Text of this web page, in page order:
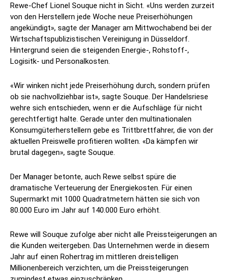
Rewe-Chef Lionel Souque nicht in Sicht. «Uns werden zurzeit
von den Herstellern jede Woche neue Preiserhöhungen
angekündigt», sagte der Manager am Mittwochabend bei der
Wirtschaftspublizistischen Vereinigung in Düsseldorf.
Hintergrund seien die steigenden Energie-, Rohstoff-,
Logisitk- und Personalkosten.
«Wir winken nicht jede Preiserhöhung durch, sondern prüfen
ob sie nachvollziehbar ist», sagte Souque. Der Handelsriese
wehre sich entschieden, wenn er die Aufschläge für nicht
gerechtfertigt halte. Gerade unter den multinationalen
Konsumgüterherstellern gebe es Trittbrettfahrer, die von der
aktuellen Preiswelle profitieren wollten. «Da kämpfen wir
brutal dagegen», sagte Souque.
Der Manager betonte, auch Rewe selbst spüre die
dramatische Verteuerung der Energiekosten. Für einen
Supermarkt mit 1000 Quadratmetern hätten sie sich von
80.000 Euro im Jahr auf 140.000 Euro erhöht.
Rewe will Souque zufolge aber nicht alle Preissteigerungen an
die Kunden weitergeben. Das Unternehmen werde in diesem
Jahr auf einen Rohertrag im mittleren dreistelligen
Millionenbereich verzichten, um die Preissteigerungen